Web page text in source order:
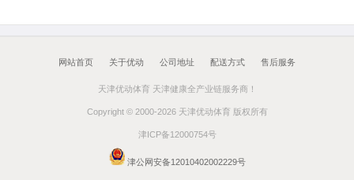
网站首页 关于优动 公司地址 配送方式 售后服务
天津优动体育 天津健康全产业链服务商！
Copyright © 2000-2026 天津优动体育 版权所有
津ICP备12000754号
津公网安备12010402002229号